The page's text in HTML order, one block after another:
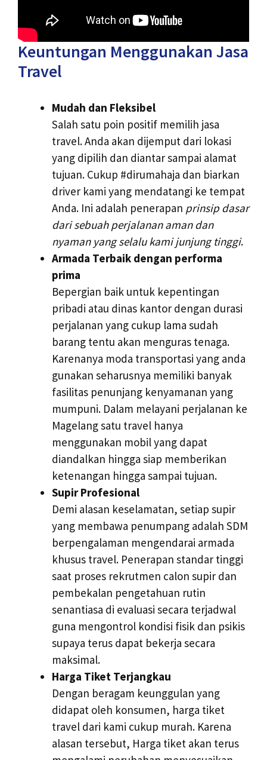
Keuntungan Menggunakan Jasa
Travel
Mudah dan Fleksibel
Salah satu poin positif memilih jasa
travel. Anda akan dijemput dari lokasi
yang dipilih dan diantar sampai alamat
tujuan. Cukup #dirumahaja dan biarkan
driver kami yang mendatangi ke tempat
Anda. Ini adalah penerapan prinsip dasar
dari sebuah perjalanan aman dan
nyaman yang selalu kami junjung tinggi.
Armada Terbaik dengan performa
prima
Bepergian baik untuk kepentingan
pribadi atau dinas kantor dengan durasi
perjalanan yang cukup lama sudah
barang tentu akan menguras tenaga.
Karenanya moda transportasi yang anda
gunakan seharusnya memiliki banyak
fasilitas penunjang kenyamanan yang
mumpuni. Dalam melayani perjalanan ke
Magelang satu travel hanya
menggunakan mobil yang dapat
diandalkan hingga siap memberikan
ketenangan hingga sampai tujuan.
Supir Profesional
Demi alasan keselamatan, setiap supir
yang membawa penumpang adalah SDM
berpengalaman mengendarai armada
khusus travel. Penerapan standar tinggi
saat proses rekrutmen calon supir dan
pembekalan pengetahuan rutin
senantiasa di evaluasi secara terjadwal
guna mengontrol kondisi fisik dan psikis
supaya terus dapat bekerja secara
maksimal.
Harga Tiket Terjangkau
Dengan beragam keunggulan yang
didapat oleh konsumen, harga tiket
travel dari kami cukup murah. Karena
alasan tersebut, Harga tiket akan terus